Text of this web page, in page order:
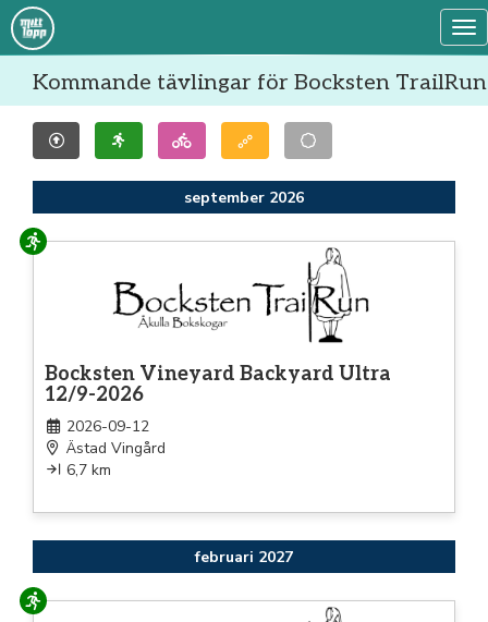
Kommande tävlingar för Bocksten TrailRun
september 2026
Löpning
Bocksten Vineyard Backyard Ultra
12/9-2026
2026-09-12
Ästad Vingård
6,7 km
februari 2027
Löpning